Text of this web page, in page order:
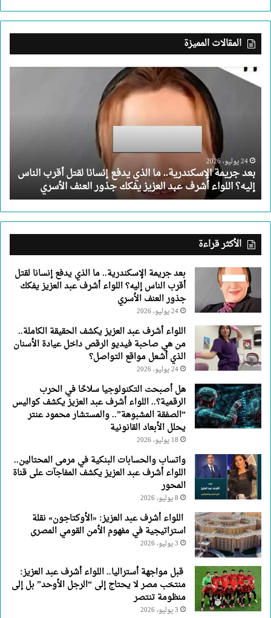
المقالات المميزة
بعد
جريمة
لقتل
أقرب
الناس
إليه؟
اللواء
أشرف
عبد
العزيز
جذور
العنف
الأسري
24 يوليو، 2026
بعد جريمة الإسكندرية.. ما الذي يدفع إنسانا لقتل أقرب الناس
إليه؟ اللواء أشرف عبد العزيز يفكك جذور العنف الأسري
الأكثر قراءة
بعد جريمة الإسكندرية.. ما الذي يدفع إنسانا لقتل
أقرب الناس إليه؟ اللواء أشرف عبد العزيز يفكك
جذور العنف الأسري
24 يوليو، 2026
اللواء أشرف عبد العزيز يكشف الحقيقة الكاملة..
من هي صاحبة فيديو الرقص داخل عيادة الأسنان
الذي أشعل مواقع التواصل؟
24 يوليو، 2026
هل أصبحت التكنولوجيا سلاحًا في الحرب
الرقمية؟.. اللواء أشرف عبد العزيز يكشف كواليس
“الصفقة المشبوهة”.. والمستشار محمود عنتر
يحلل الأبعاد القانونية
18 يوليو، 2026
واتساب والحسابات البنكية في مرمى المحتالين..
اللواء أشرف عبد العزيز يكشف المفاجآت على قناة
المحور
8 يوليو، 2026
اللواء أشرف عبد العزيز: «الأوكتاجون» نقلة
استراتيجية في مفهوم الأمن القومي المصرى
3 يوليو، 2026
قبل مواجهة أستراليا.. اللواء أشرف عبد العزيز:
منتخب مصر لا يحتاج إلى “الرجل الأوحد” بل إلى
منظومة تنتصر
3 يوليو، 2026